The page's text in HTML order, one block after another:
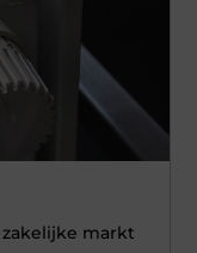
markt